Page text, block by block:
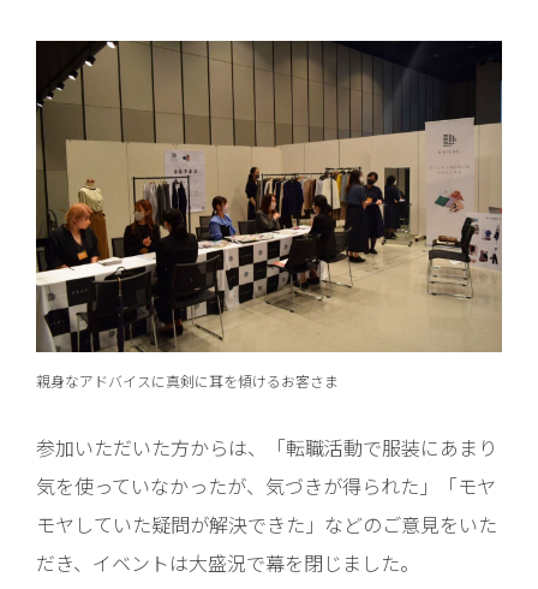
親身なアドバイスに真剣に耳を傾けるお客さま
参加いただいた方からは、「転職活動で服装にあまり
気を使っていなかったが、気づきが得られた」「モヤ
モヤしていた疑問が解決できた」などのご意見をいた
だき、イベントは大盛況で幕を閉じました。